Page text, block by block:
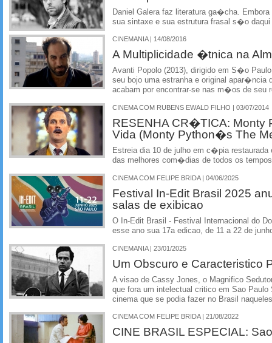
Daniel Galera faz literatura ga�cha.
sua sintaxe e sua estrutura frasal s�o daqui
CINEMANIA | 14/08/2016
A Multiplicidade �tnica na
Avanti Popolo (2013), dirigido em S�o
seu bojo uma estranha e original apar�ncia
acabam por encontrar-se nas m�os de seu
CINEMA COM RUBENS EWALD FILHO | 03/07/2014
RESENHA CR�TICA: Monty
Vida (Monty Python�s The
Estreia dia 10 de julho em c�pia
das melhores com�dias de todos os tempos
CINEMA COM FELIPE BRIDA | 04/06/2025
Festival In-Edit Brasil 2025
salas de exibicao
O In-Edit Brasil - Festival Internacional do
esse ano sua 17a edicao, de 11 a 22 de
CINEMANIA | 23/01/2025
Um Obscuro e Caracteristico
A visao de Cassy Jones, o Magnifico
que fora um intelectual critico em Sao
cinema que se podia fazer no Brasil
CINEMA COM FELIPE BRIDA | 21/08/2022
CINE BRASIL ESPECIAL: